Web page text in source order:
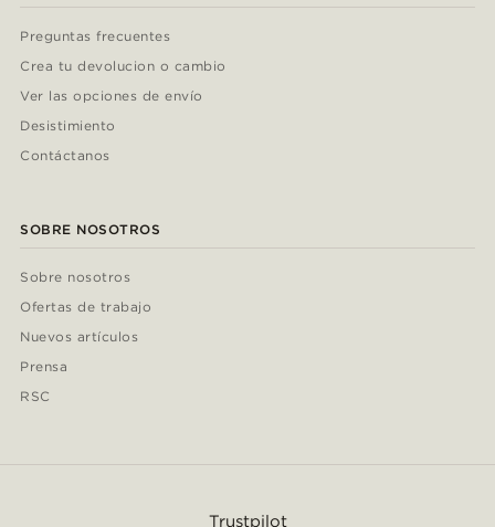
Preguntas frecuentes
Crea tu devolucion o cambio
Ver las opciones de envío
Desistimiento
Contáctanos
SOBRE NOSOTROS
Sobre nosotros
Ofertas de trabajo
Nuevos artículos
Prensa
RSC
Trustpilot